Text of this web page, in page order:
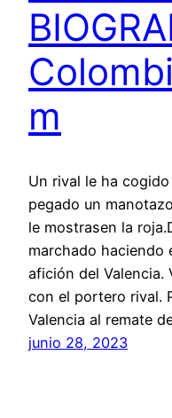
m
Un rival le ha
pegado un
le mostrasen la
marchado haciendo
afición del Valencia.
con el portero rival.
Valencia al remate
junio 28, 2023